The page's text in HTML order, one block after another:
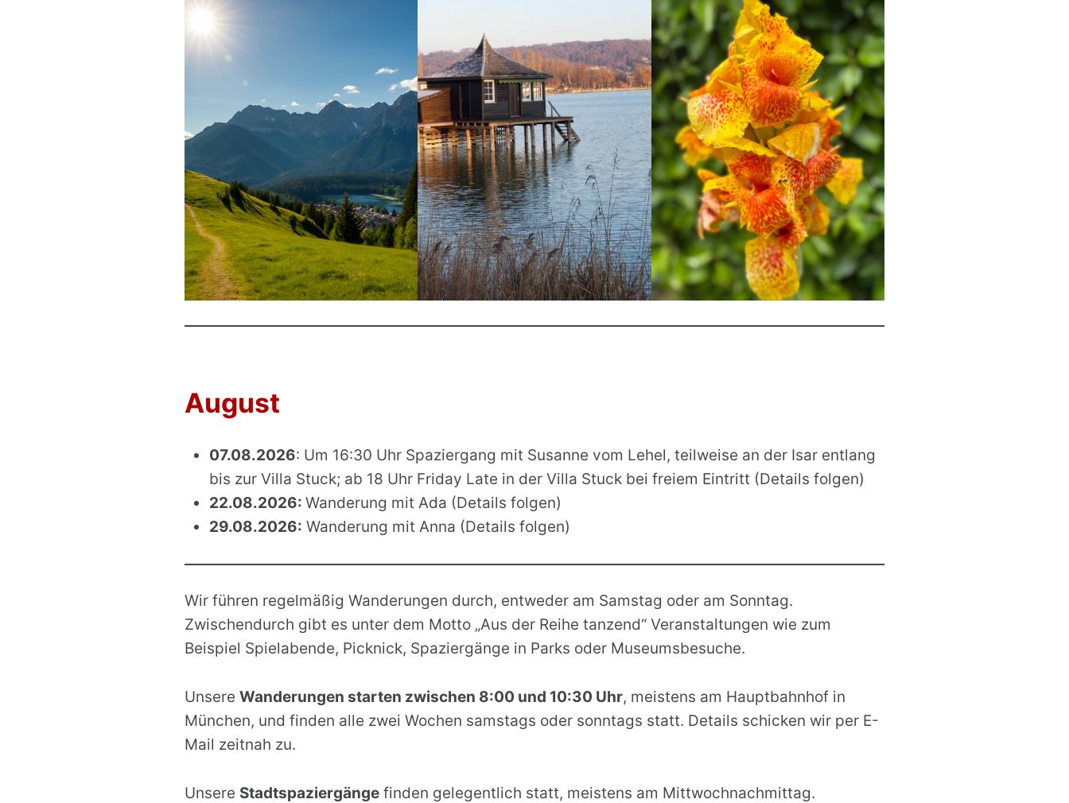
August
07.08.2026: Um 16:30 Uhr Spaziergang mit Susanne vom Lehel, teilweise an der Isar entlang
bis zur Villa Stuck; ab 18 Uhr Friday Late in der Villa Stuck bei freiem Eintritt (Details folgen)
22.08.2026: Wanderung mit Ada (Details folgen)
29.08.2026: Wanderung mit Anna (Details folgen)
Wir führen regelmäßig Wanderungen durch, entweder am Samstag oder am Sonntag.
Zwischendurch gibt es unter dem Motto „Aus der Reihe tanzend“ Veranstaltungen wie zum
Beispiel Spielabende, Picknick, Spaziergänge in Parks oder Museumsbesuche.
Unsere Wanderungen starten zwischen 8:00 und 10:30 Uhr, meistens am Hauptbahnhof in
München, und finden alle zwei Wochen samstags oder sonntags statt. Details schicken wir per E-
Mail zeitnah zu.
Unsere Stadtspaziergänge finden gelegentlich statt, meistens am Mittwochnachmittag.